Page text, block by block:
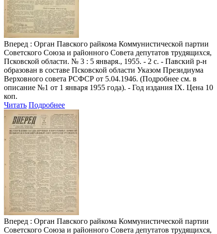
Вперед : Орган Павского райкома Коммунистической партии
Советского Союза и районного Совета депутатов трудящихся,
Псковской области. № 3 : 5 января., 1955. - 2 с. - Павский р-н
образован в составе Псковской области Указом Президиума
Верховного совета РСФСР от 5.04.1946. (Подробнее см. в
описание №1 от 1 января 1955 года). - Год издания IX. Цена 10
коп.
Читать Подробнее
Вперед : Орган Павского райкома Коммунистической партии
Советского Союза и районного Совета депутатов трудящихся,